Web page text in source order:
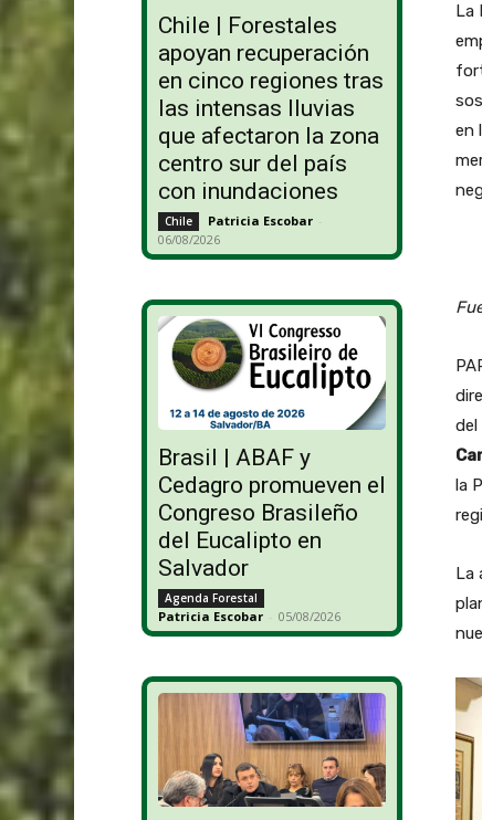
Chile | Forestales
apoyan recuperación
en cinco regiones tras
las intensas lluvias
que afectaron la zona
centro sur del país
con inundaciones
Chile Patricia Escobar -
06/08/2026
Brasil | ABAF y
Cedagro promueven el
Congreso Brasileño
del Eucalipto en
Salvador
Agenda Forestal
Patricia Escobar - 05/08/2026
La
en
del
la
La